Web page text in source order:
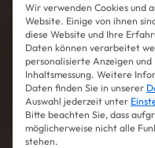
Wir verwenden Cookies und
Website. Einige von ihnen
diese Website und Ihre
Daten können verarbeitet
personalisierte Anzeigen
Inhaltsmessung. Weitere
Daten finden Sie in unserer
Auswahl jederzeit unter
Bitte beachten Sie, dass
möglicherweise nicht alle
stehen.